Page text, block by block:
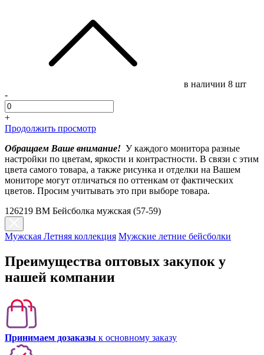
в наличии 8 шт
-
+
Продолжить просмотр
Обращаем Ваше внимание! У каждого монитора разные
настройки по цветам, яркости и контрастности. В связи с этим
цвета самого товара, а также рисунка и отделки на Вашем
мониторе могут отличаться по оттенкам от фактических
цветов. Просим учитывать это при выборе товара.
126219 BM Бейсболка мужская (57-59)
Мужская Летняя коллекция Мужские летние бейсболки
Преимущества оптовых закупок у
нашей компании
Принимаем дозаказы к основному заказу